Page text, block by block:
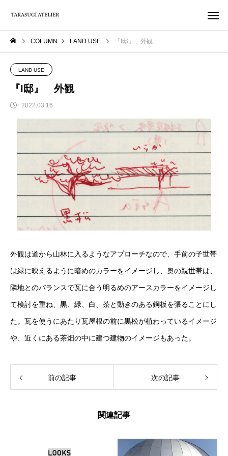
COLUMN LAND USE 『I邸』 外観
LAND USE
『I邸』 外観
2022.03.16
外観は道から山林に入るようなアプローチなので、手前の子世帯
は緑に映えるように暗めのカラーをイメージし、奥の親世帯は、
隣地とのバランスで瓦に合う明るめのアースカラーをイメージし
て検討を重ね、黒、緑、白、茶と動きのある鋼板を張ることにし
た。瓦を使うにあたり瓦屋根の前に黒松が植わっているイメージ
や、近くにある茶畑の中に建つ建物のイメージもあった。
前の記事 次の記事
関連記事